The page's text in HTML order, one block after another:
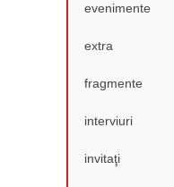
evenimente
extra
fragmente
interviuri
invitaţi